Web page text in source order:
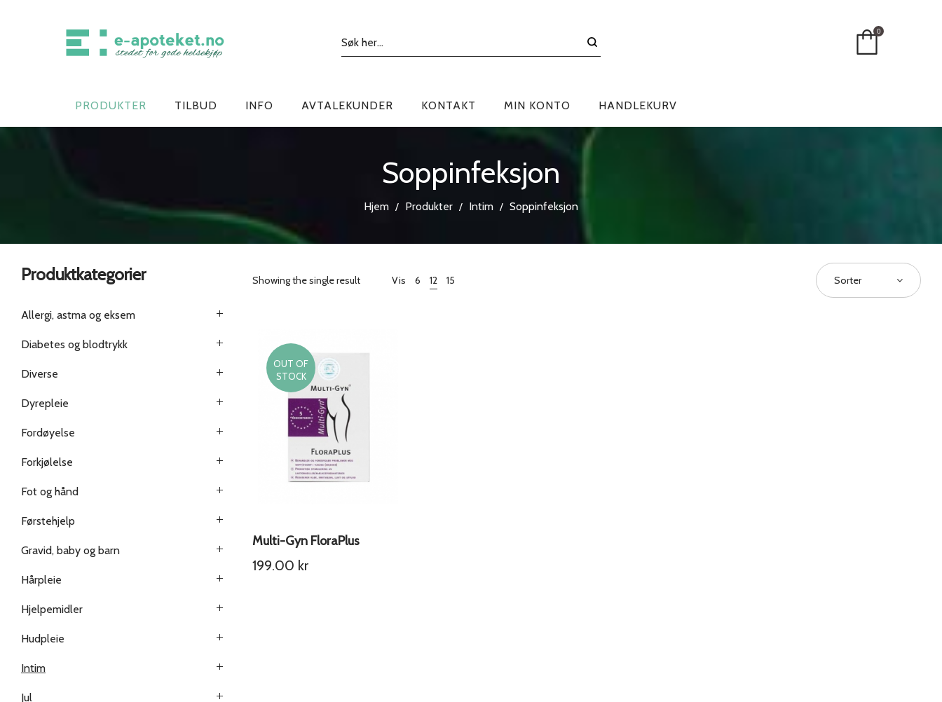
0
PRODUKTER TILBUD INFO AVTALEKUNDER KONTAKT MIN KONTO HANDLEKURV
Soppinfeksjon
Hjem / Produkter / Intim / Soppinfeksjon
Showing the single result Vis 6 12 15 Sorter
OUT OF
STOCK
Multi-Gyn FloraPlus
199.00 kr
Produktkategorier
Allergi, astma og eksem
Diabetes og blodtrykk
Diverse
Dyrepleie
Fordøyelse
Forkjølelse
Fot og hånd
Førstehjelp
Gravid, baby og barn
Hårpleie
Hjelpemidler
Hudpleie
Intim
Jul